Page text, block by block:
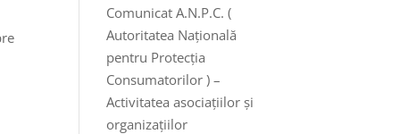
Comunicat A.N.P.C. (
Autoritatea Națională
pentru Protecția
Consumatorilor ) –
Activitatea asociațiilor și
organizațiilor